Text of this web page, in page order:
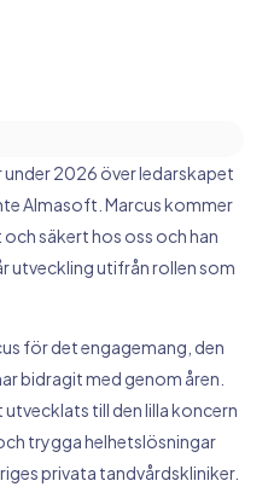
under 2026 över ledarskapet
Almasoft. Marcus kommer
säkert hos oss och han
utveckling utifrån rollen som
för det engagemang, den
bidragit med genom åren.
till den lilla koncern
trygga helhetslösningar
privata tandvårdskliniker.